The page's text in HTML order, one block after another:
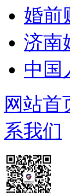
婚前
济南
中国
网站首
系我们